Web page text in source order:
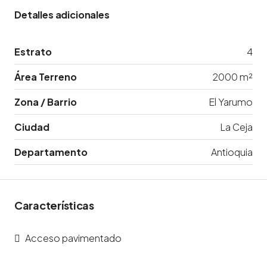
Detalles adicionales
Estrato
4
Área Terreno
2000 m²
Zona / Barrio
El Yarumo
Ciudad
La Ceja
Departamento
Antioquia
Características
Acceso pavimentado